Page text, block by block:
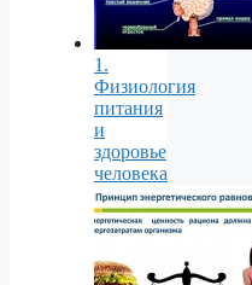
1.
Физиология
питания
и
здоровье
человека